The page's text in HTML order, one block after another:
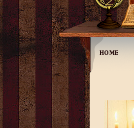
HOME